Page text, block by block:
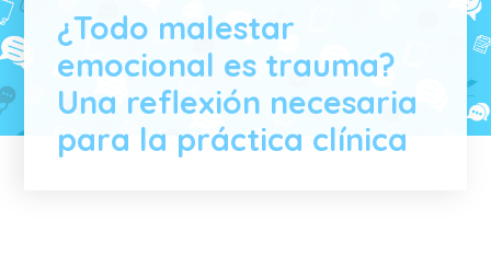
¿Todo malestar
emocional es trauma?
Una reflexión necesaria
para la práctica clínica